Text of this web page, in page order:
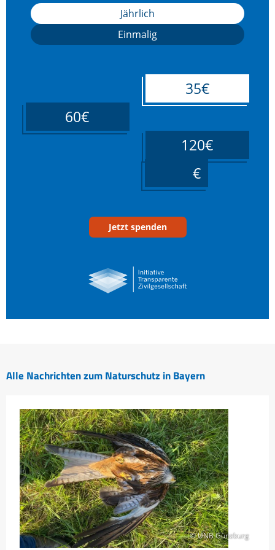
Jährlich
Einmalig
35€
60€
120€
Jetzt spenden
Alle Nachrichten zum Naturschutz in Bayern
© UNB Günzburg